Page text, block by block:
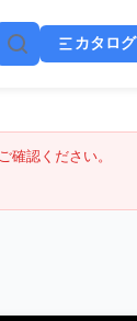
カタログ
確認ください。